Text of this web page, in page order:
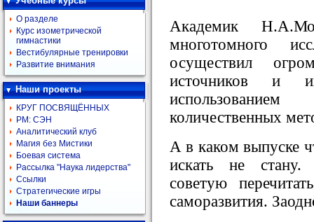
О разделе
Курс изометрической
гимнастики
Вестибулярные тренировки
Развитие внимания
Наши проекты
КРУГ ПОСВЯЩЁННЫХ
РМ: СЭН
Аналитический клуб
Магия без Мистики
Боевая система
Рассылка "Наука лидерства"
Ссылки
Стратегические игры
Наши баннеры
Академик
многотомного
осуществил
источников и
количественных
А в каком выпуске
искать не
советую
саморазвития.